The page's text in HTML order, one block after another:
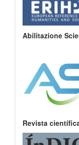
Abilitazione
Revista